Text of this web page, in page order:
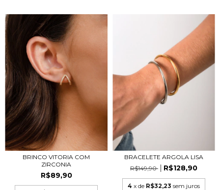
BRINCO VITORIA COM
ZIRCONIA
R$89,90
BRACELETE ARGOLA LISA
R$149,90
R$128,90
4 x de R$32,23 sem juros